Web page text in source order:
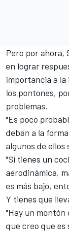
Pero por ahora,
en lograr
importancia a la
los pontones,
problemas.
"Es poco
deban a la
algunos de ellos
"Si tienes un
aerodinámica,
es más bajo,
Y tienes que
"Hay un montón
que creo que